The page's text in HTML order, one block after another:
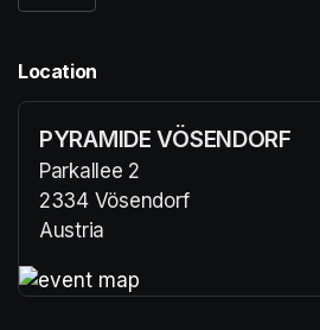
Location
PYRAMIDE VÖSENDORF
Parkallee 2
2334 Vösendorf
Austria